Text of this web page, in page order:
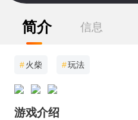
简介 信息
#火柴 #玩法
游戏介绍